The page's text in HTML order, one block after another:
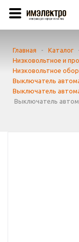
Главная - Каталог
Низковольтное и
Низковольтное
Выключатель
Выключатель
Выключатель